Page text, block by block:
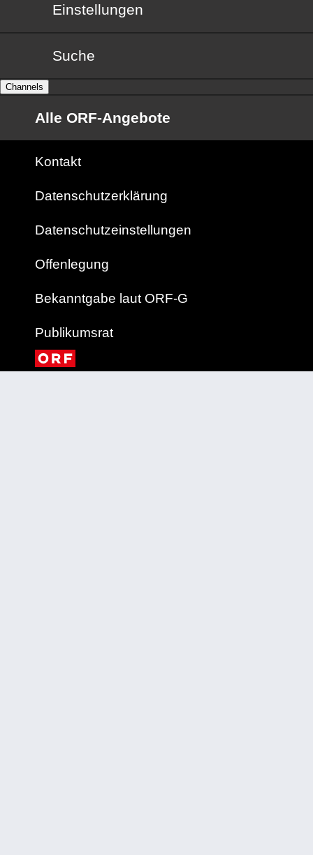
Einstellungen
Suche
Channels
Alle ORF-Angebote
Kontakt
Datenschutzerklärung
Datenschutzeinstellungen
Offenlegung
Bekanntgabe laut ORF-G
Publikumsrat